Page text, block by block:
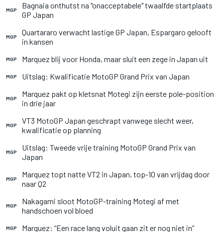
MGP
Bagnaia onthutst na "onacceptabele" twaalfde startplaats
GP Japan
MGP
Quartararo verwacht lastige GP Japan, Espargaro gelooft
in kansen
MGP Marquez blij voor Honda, maar sluit een zege in Japan uit
MGP Uitslag: Kwalificatie MotoGP Grand Prix van Japan
MGP
Marquez pakt op kletsnat Motegi zijn eerste pole-position
in drie jaar
MGP
VT3 MotoGP Japan geschrapt vanwege slecht weer,
kwalificatie op planning
MGP
Uitslag: Tweede vrije training MotoGP Grand Prix van
Japan
MGP
Marquez topt natte VT2 in Japan, top-10 van vrijdag door
naar Q2
MGP
Nakagami sloot MotoGP-training Motegi af met
handschoen vol bloed
MGP Marquez: “Een race lang voluit gaan zit er nog niet in”